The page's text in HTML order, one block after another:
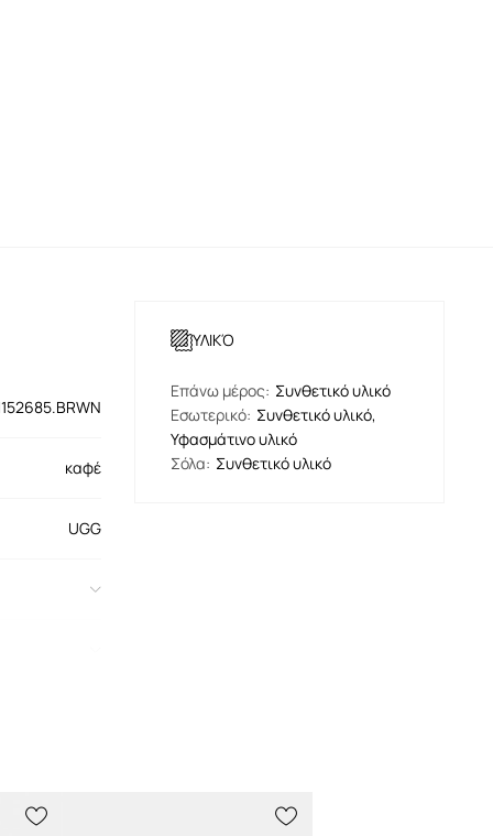
καφέ
UGG
ΥΛΙΚΌ
Eπάνω μέρος: Συνθετικό υλικό
Εσωτερικό: Συνθετικό υλικό,
Υφασμάτινο υλικό
Σόλα: Συνθετικό υλικό